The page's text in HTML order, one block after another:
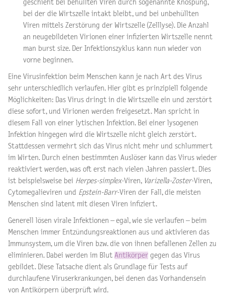
geschieht bei behüllten Viren durch sogenannte Knospung,
bei der die Wirtszelle intakt bleibt, und bei unbehüllten
Viren mittels Zerstörung der Wirtszelle (Zelllyse). Die Anzahl
an neugebildeten Virionen einer infizierten Wirtszelle nennt
man burst size. Der Infektionszyklus kann nun wieder von
vorne beginnen.
Eine Virusinfektion beim Menschen kann je nach Art des Virus
sehr unterschiedlich verlaufen. Hier gibt es prinzipiell folgende
Möglichkeiten: Das Virus dringt in die Wirtszelle ein und zerstört
diese sofort, und Virionen werden freigesetzt. Man spricht in
diesem Fall von einer lytischen Infektion. Bei einer lysogenen
Infektion hingegen wird die Wirtszelle nicht gleich zerstört.
Stattdessen vermehrt sich das Virus nicht mehr und schlummert
im Wirten. Durch einen bestimmten Auslöser kann das Virus wieder
reaktiviert werden, was oft erst nach vielen Jahren passiert. Dies
ist beispielsweise bei Herpes-simplex-Viren, Varizella-Zoster-Viren,
Cytomegalieviren und Epstein-Barr-Viren der Fall, die meisten
Menschen sind latent mit diesen Viren infiziert.
Generell lösen virale Infektionen – egal, wie sie verlaufen – beim
Menschen immer Entzündungsreaktionen aus und aktivieren das
Immunsystem, um die Viren bzw. die von ihnen befallenen Zellen zu
eliminieren. Dabei werden im Blut Antikörper gegen das Virus
gebildet. Diese Tatsache dient als Grundlage für Tests auf
durchlaufene Viruserkrankungen, bei denen das Vorhandensein
von Antikörpern überprüft wird.